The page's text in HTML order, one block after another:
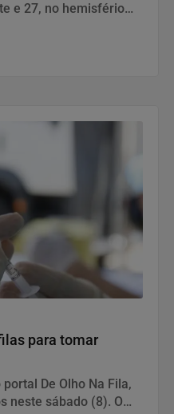
e 27, no hemisfério
para tomar
De Olho Na Fila,
neste sábado (8). O